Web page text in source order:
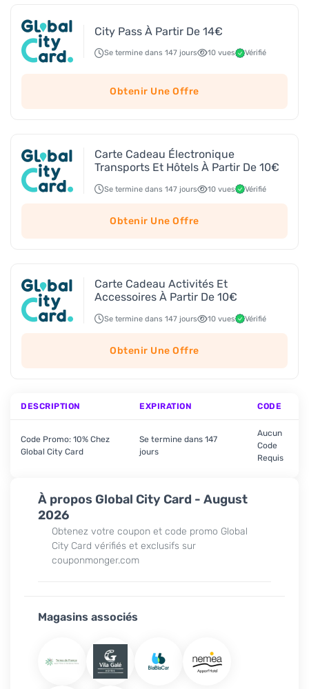
À propos Global City Card - August
2026
Obtenez votre coupon et code promo Global
City Card vérifiés et exclusifs sur
couponmonger.com
Magasins associés
City Pass À Partir De 14€
Se termine dans 147 jours 10 vues Vérifié
Obtenir Une Offre
Carte Cadeau Électronique
Transports Et Hôtels À Partir De 10€
Se termine dans 147 jours 10 vues Vérifié
Obtenir Une Offre
Carte Cadeau Activités Et
Accessoires À Partir De 10€
Se termine dans 147 jours 10 vues Vérifié
Obtenir Une Offre
DESCRIPTION EXPIRATION CODE
Code Promo: 10% Chez
Global City Card
Se termine dans 147
jours
Aucun
Code
Requis